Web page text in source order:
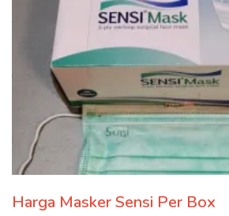
Harga Masker Sensi Per Box